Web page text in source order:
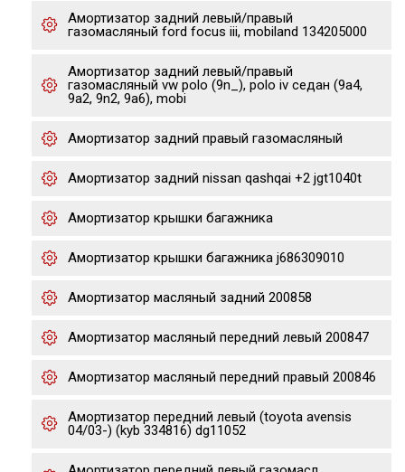
Амортизатор задний левый/правый
газомасляный ford focus iii, mobiland 134205000
Амортизатор задний левый/правый
газомасляный vw polo (9n_), polo iv седан (9a4,
9a2, 9n2, 9a6), mobi
Амортизатор задний правый газомасляный
Амортизатор задний nissan qashqai +2 jgt1040t
Амортизатор крышки багажника
Амортизатор крышки багажника j686309010
Амортизатор масляный задний 200858
Амортизатор масляный передний левый 200847
Амортизатор масляный передний правый 200846
Амортизатор передний левый (toyota avensis
04/03-) (kyb 334816) dg11052